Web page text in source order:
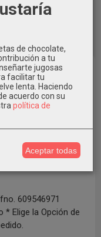
609546971
* Elige la Opción de
de chocolate,
a tu
jugosas
facilitar tu
lenta. Haciendo
acuerdo con su
política de
Aceptar todas